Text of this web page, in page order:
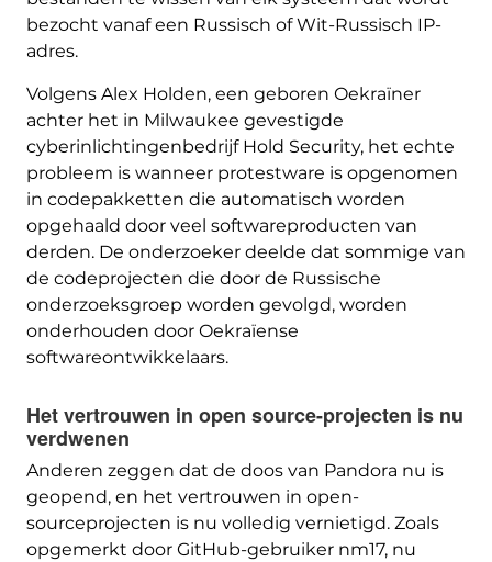
bezocht vanaf een Russisch of Wit-Russisch IP-
adres.
Volgens Alex Holden, een geboren Oekraïner
achter het in Milwaukee gevestigde
cyberinlichtingenbedrijf Hold Security, het echte
probleem is wanneer protestware is opgenomen
in codepakketten die automatisch worden
opgehaald door veel softwareproducten van
derden. De onderzoeker deelde dat sommige van
de codeprojecten die door de Russische
onderzoeksgroep worden gevolgd, worden
onderhouden door Oekraïense
softwareontwikkelaars.
Het vertrouwen in open source-projecten is nu
verdwenen
Anderen zeggen dat de doos van Pandora nu is
geopend, en het vertrouwen in open-
sourceprojecten is nu volledig vernietigd. Zoals
opgemerkt door GitHub-gebruiker nm17, nu